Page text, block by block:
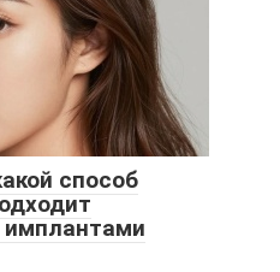
способ
имплантами